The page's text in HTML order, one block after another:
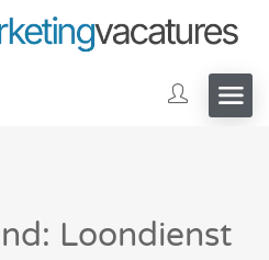
Loondienst